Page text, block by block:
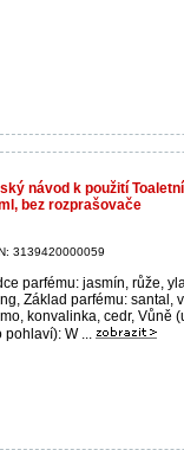
návod k použití
bez rozprašovače
3139420000059
parfému: jasmín, růže,
Základ parfému: santal,
konvalinka, cedr, Vůně
pohlaví): W ...